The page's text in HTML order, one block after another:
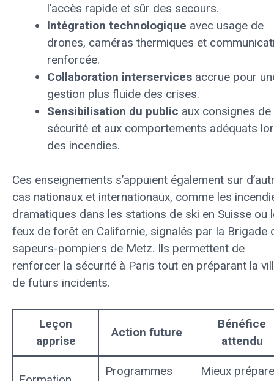
l’accès rapide et sûr des secours.
Intégration technologique avec usage de
drones, caméras thermiques et
renforcée.
Collaboration interservices accrue pour
gestion plus fluide des crises.
Sensibilisation du public aux consignes de
sécurité et aux comportements adéquats
des incendies.
Ces enseignements s’appuient également sur
cas nationaux et internationaux, comme les
dramatiques dans les stations de ski en Suisse ou
feux de forêt en Californie, signalés par la Brigade
sapeurs-pompiers de Metz. Ils permettent de
renforcer la sécurité à Paris tout en préparant la
de futurs incidents.
Leçon
apprise
Action future
Bénéfice
attendu
Programmes
Mieux